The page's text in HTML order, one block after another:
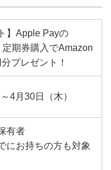
プリなら
ても、
能！
トのみ
Next
app/use/pass-
購入に進む」をご選
】Apple Payの
期券購入でAmazon
プレゼント！
4月30日（木）
有者
にお持ちの方も対象